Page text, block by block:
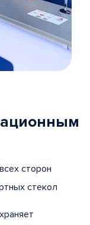
сторон
стекол